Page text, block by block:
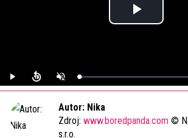
Play
Play UnmuteLoaded:
0%
Autor: Nika
Zdroj: www.boredpanda.com ©
s.r.o.